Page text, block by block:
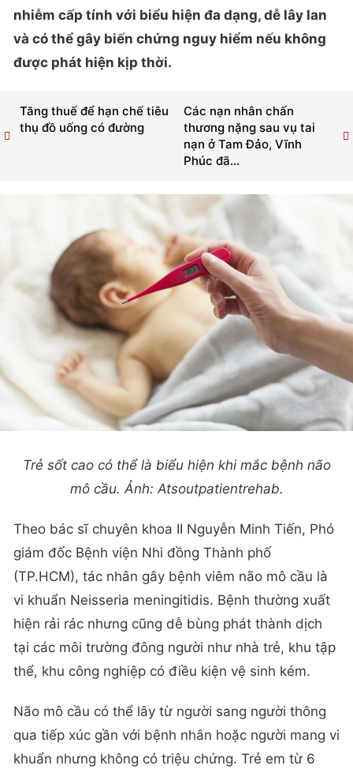
nhiễm cấp tính với biểu hiện đa dạng, dễ lây lan
và có thể gây biến chứng nguy hiểm nếu không
được phát hiện kịp thời.
Các nạn nhân chấn
thương nặng sau vụ tai
nạn ở Tam Đảo, Vĩnh
Phúc đã...
Tăng thuế để hạn chế tiêu
thụ đồ uống có đường
Trẻ sốt cao có thể là biểu hiện khi mắc bệnh não
mô cầu. Ảnh: Atsoutpatientrehab.
Theo bác sĩ chuyên khoa II Nguyễn Minh Tiến, Phó
giám đốc Bệnh viện Nhi đồng Thành phố
(TP.HCM), tác nhân gây bệnh viêm não mô cầu là
vi khuẩn Neisseria meningitidis. Bệnh thường xuất
hiện rải rác nhưng cũng dễ bùng phát thành dịch
tại các môi trường đông người như nhà trẻ, khu tập
thể, khu công nghiệp có điều kiện vệ sinh kém.
Não mô cầu có thể lây từ người sang người thông
qua tiếp xúc gần với bệnh nhân hoặc người mang vi
khuẩn nhưng không có triệu chứng. Trẻ em từ 6